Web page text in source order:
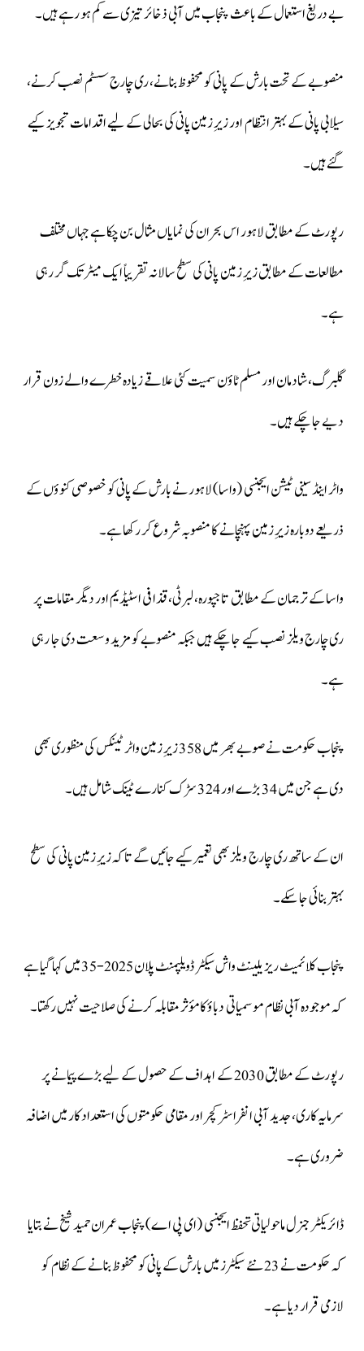
بے دریغ استعمال کے باعث پنجاب میں آبی ذخائر تیزی سے کم ہو رہے ہیں۔
منصوبے کے تحت بارش کے پانی کو محفوظ بنانے، ری چارج سسٹم نصب کرنے،
سیلابی پانی کے بہتر انتظام اور زیرِ زمین پانی کی بحالی کے لیے اقدامات تجویز کیے
گئے ہیں۔
رپورٹ کے مطابق لاہور اس بحران کی نمایاں مثال بن چکا ہے جہاں مختلف
مطالعات کے مطابق زیرِ زمین پانی کی سطح سالانہ تقریباً ایک میٹر تک گر رہی
ہے۔
گلبرگ، شادمان اور مسلم ٹاؤن سمیت کئی علاقے زیادہ خطرے والے زون قرار
دیے جا چکے ہیں۔
واٹر اینڈ سینی ٹیشن ایجنسی (واسا) لاہور نے بارش کے پانی کو خصوصی کنوؤں کے
ذریعے دوبارہ زیرِ زمین پہنچانے کا منصوبہ شروع کر رکھا ہے۔
واسا کے ترجمان کے مطابق تاجپورہ، لبرٹی، قذافی اسٹیڈیم اور دیگر مقامات پر
ری چارج ویلز نصب کیے جا چکے ہیں جبکہ منصوبے کو مزید وسعت دی جا رہی
ہے۔
پنجاب حکومت نے صوبے بھر میں 358 زیرِ زمین واٹر ٹینکس کی منظوری بھی
دی ہے جن میں 34 بڑے اور 324 سڑک کنارے ٹینک شامل ہیں۔
ان کے ساتھ ری چارج ویلز بھی تعمیر کیے جائیں گے تاکہ زیرِ زمین پانی کی سطح
بہتر بنائی جا سکے۔
پنجاب کلائمیٹ ریزیلینٹ واش سیکٹر ڈویلپمنٹ پلان 2025-35 میں کہا گیا ہے
کہ موجودہ آبی نظام موسمیاتی دباؤ کا مؤثر مقابلہ کرنے کی صلاحیت نہیں رکھتا۔
رپورٹ کے مطابق 2030 کے اہداف کے حصول کے لیے بڑے پیمانے پر
سرمایہ کاری، جدید آبی انفراسٹرکچر اور مقامی حکومتوں کی استعداد کار میں اضافہ
ضروری ہے۔
ڈائریکٹر جنرل ماحولیاتی تحفظ ایجنسی (ای پی اے) پنجاب عمران حمید شیخ نے بتایا
کہ حکومت نے 23 نئے سیکٹرز میں بارش کے پانی کو محفوظ بنانے کے نظام کو
لازمی قرار دیا ہے۔